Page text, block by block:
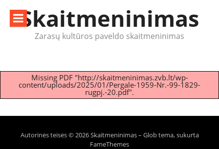
turinioSkaitmeninimas
Zarasų kultūros paveldo skaitmeninimas
Missing PDF "http://skaitmeninimas.zvb.lt/wp-
content/uploads/2025/01/Pergale-1959-Nr.-99-1829-
rugpj.-20.pdf".
Autorinės teisės © 2026 Skaitmeninimas– Glob tema, sukurta
FameThemes